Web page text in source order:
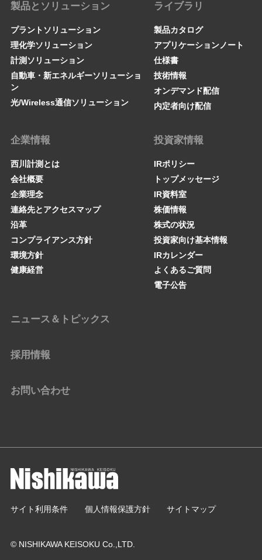
製品とソリューション
プラントソリューション
理化学ソリューション
計測ソリューション
自動車・新エネルギーソリューショ
ン
光/Wireless通信ソリューション
ライブラリ
製品カタログ
アプリケーションノート
仕様書
技術情報
オンデマンド配信
内定者向け配信
企業情報
西川計測とは
会社概要
企業理念
連絡先とアクセスマップ
沿革
コンプライアンス方針
環境方針
健康経営
投資家情報
IRポリシー
トップメッセージ
IR資料室
株価情報
株式の状況
投資家向け基本情報
IRカレンダー
よくあるご質問
電子公告
ニュース＆トピックス
採用情報
お問い合わせ
© NISHIKAWA KEISOKU Co.,LTD.
サイト利用条件 個人情報保護方針 サイトマップ